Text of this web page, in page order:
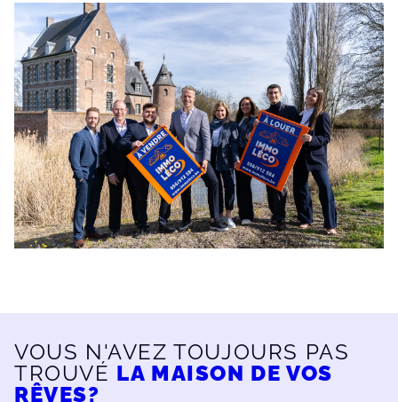
VOUS N'AVEZ TOUJOURS PAS
TROUVÉ LA MAISON DE VOS
RÊVES?